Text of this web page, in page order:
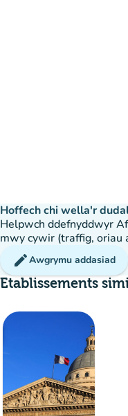
Hoffech chi wella'r
Helpwch ddefnyddwyr
mwy cywir (traffig, oriau
editAwgrymu addasiad
Etablissements